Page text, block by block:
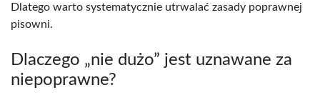
Dlatego warto systematycznie utrwalać zasady poprawnej
pisowni.
Dlaczego „nie dużo” jest uznawane za
niepoprawne?